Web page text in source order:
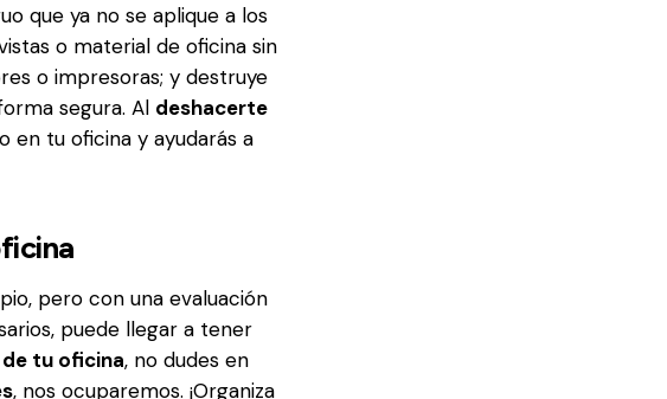
que ya no se aplique a los
o material de oficina sin
o impresoras; y destruye
segura. Al deshacerte
en tu oficina y ayudarás a
pero con una evaluación
puede llegar a tener
tu oficina, no dudes en
, nos ocuparemos. ¡Organiza